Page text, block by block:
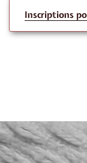
Inscriptions